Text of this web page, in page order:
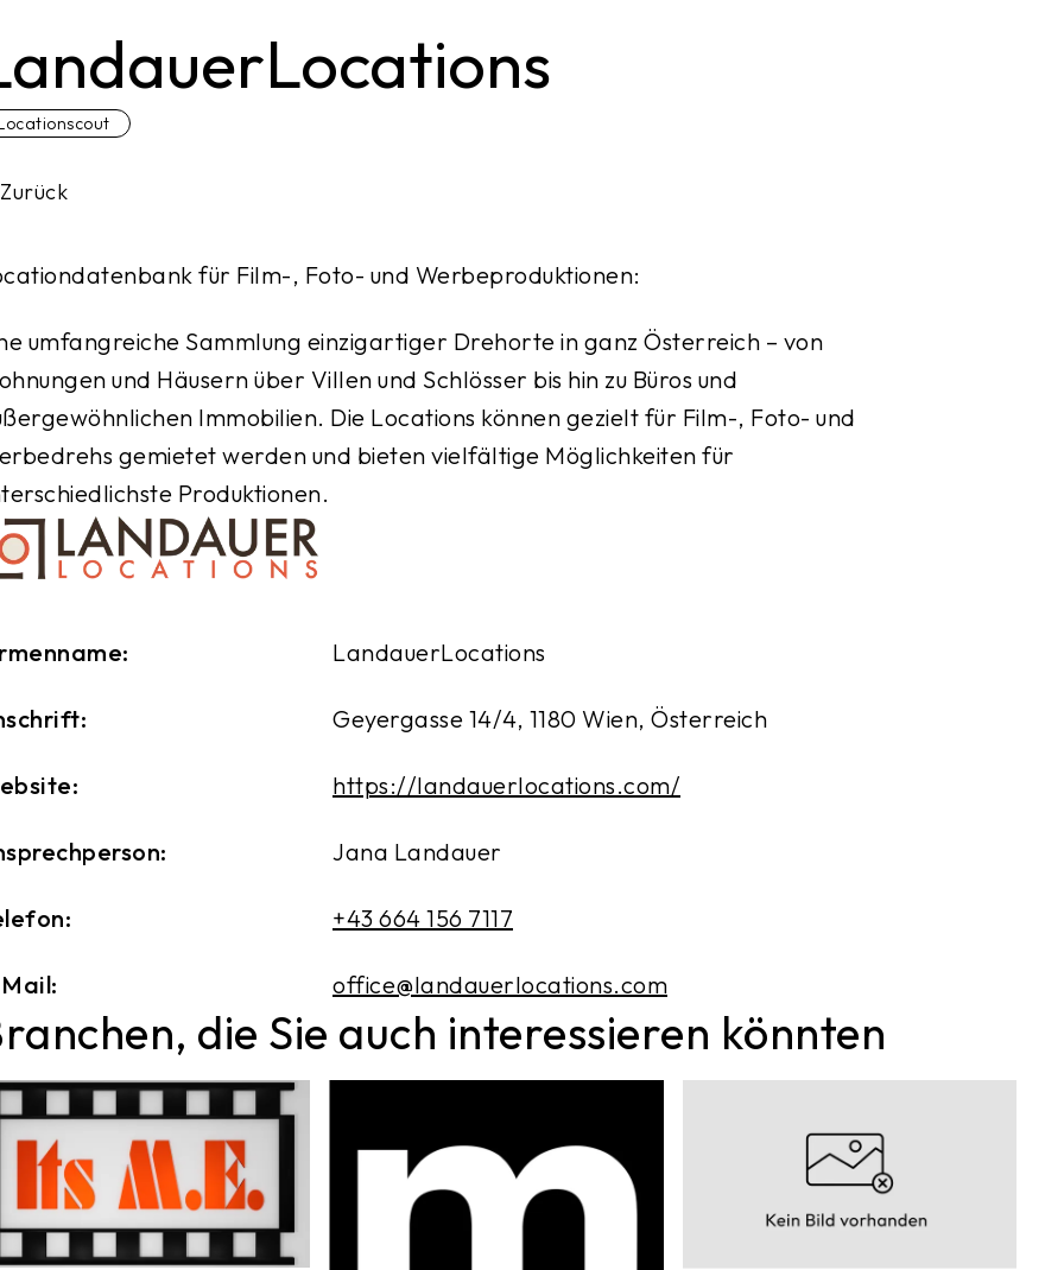
Zurück
für Film-, Foto- und Werbeproduktionen:
umfangreiche Sammlung einzigartiger Drehorte in ganz Österreich – von
und Häusern über Villen und Schlösser bis hin zu Büros und
Immobilien. Die Locations können gezielt für Film-, Foto- und
gemietet werden und bieten vielfältige Möglichkeiten für
Produktionen.
LandauerLocations
Geyergasse 14/4, 1180 Wien, Österreich
https://landauerlocations.com/
Jana Landauer
+43 664 156 7117
office@landauerlocations.com
die Sie auch interessieren könnten